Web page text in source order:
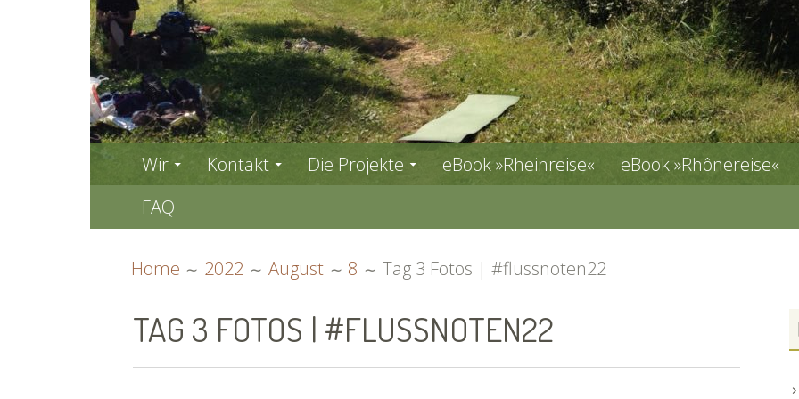
PRIMARY
MENU
Wir Kontakt Die Projekte eBook »Rheinreise« eBook »Rhônereise«
FAQ
Home 2022 August 8 Tag 3 Fotos | #flussnoten22
TAG 3 FOTOS | #FLUSSNOTEN22